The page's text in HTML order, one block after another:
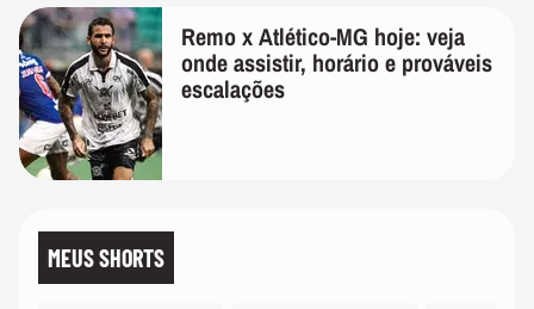
Remo x Atlético-MG hoje: veja
onde assistir, horário e prováveis
escalações
MEUS SHORTS